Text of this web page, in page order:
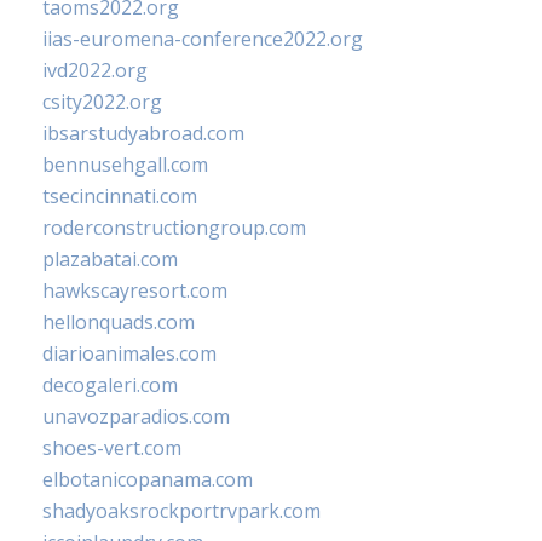
taoms2022.org
iias-euromena-conference2022.org
ivd2022.org
csity2022.org
ibsarstudyabroad.com
bennusehgall.com
tsecincinnati.com
roderconstructiongroup.com
plazabatai.com
hawkscayresort.com
hellonquads.com
diarioanimales.com
decogaleri.com
unavozparadios.com
shoes-vert.com
elbotanicopanama.com
shadyoaksrockportrvpark.com